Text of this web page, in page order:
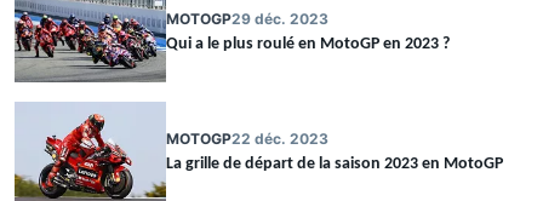
MOTOGP29 déc. 2023
Qui a le plus roulé en MotoGP en 2023 ?
MOTOGP22 déc. 2023
La grille de départ de la saison 2023 en MotoGP